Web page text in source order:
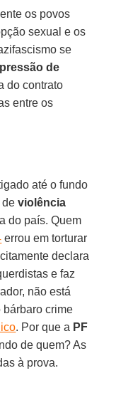
os povos
sexual e os
se
de
do contrato
entre os
até o fundo
deviolência
do país. Quem
errou em torturar
declara
e faz
não está
bárbaro crime
. Por que a PF
de quem? As
à prova.